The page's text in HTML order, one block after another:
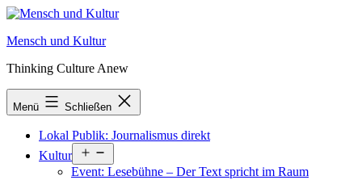
Zum
springen
Mensch und Kultur
Thinking Culture Anew
Menü Schließen
Lokal Publik: Journalismus direkt
Kultur
öffnen
Event: Lesebühne – Der Text spricht im Raum